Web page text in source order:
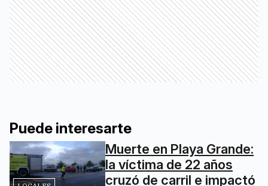
Puede interesarte
Muerte en Playa Grande:
la víctima de 22 años
cruzó de carril e impactó